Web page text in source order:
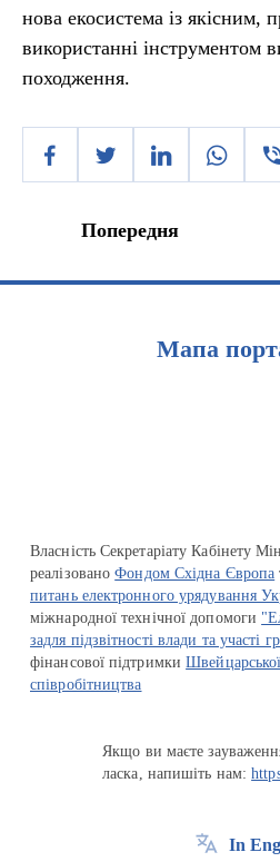
нова екосистема із якісним,
використанні інструментом
походження.
Попередня
Мапа
Власність Секретаріату Кабінету
реалізованоФондом Східна Європа
питань електронного урядування
міжнародної технічної допомоги
задля підзвітності влади та участі
фінансової підтримки
співробітництва
Якщо ви маєте
ласка, напишіть нам:
In